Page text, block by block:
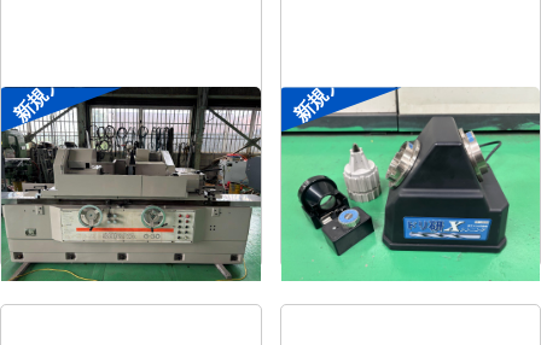
新規入荷
円筒研削盤
メーカー シギヤ精機
形 式GP-30B-100H
年 式1991
新規入荷
ドリル研削盤
メーカー ニシガキ
形 式ドリ研Xシンニング
式-